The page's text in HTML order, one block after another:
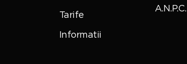
Tarife
Informatii
A.N.P.C.